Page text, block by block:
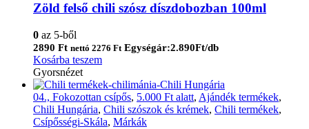
Zöld felső chili szósz díszdobozban 100ml
0 az 5-ből
2890 Ft nettó 2276 Ft Egységár:2.890Ft/db
Kosárba teszem
Gyorsnézet
04., Fokozottan csípős, 5.000 Ft alatt, Ajándék termékek,
Chili Hungária, Chili szószok és krémek, Chili termékek,
Csípősségi-Skála, Márkák